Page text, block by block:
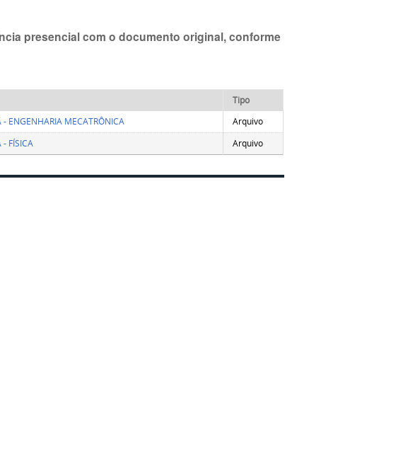
presencial com o documento original, conforme
Tipo
ENGENHARIA MECATRÔNICA
Arquivo
FÍSICA
Arquivo